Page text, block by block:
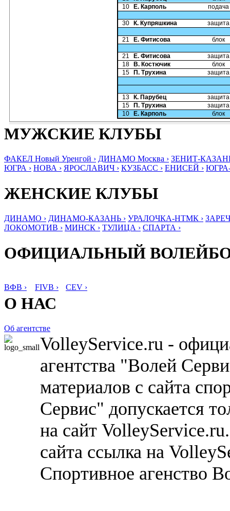
10
Е. Карполь подача
30 К. Купряшкина защита
21 Е. Фитисова блок
21 Е. Фитисова
защита
18
В. Костючик
блок
15
П. Трухина защита
13 К. Парубец
защита
15
П. Трухина
защита
10
Е. Карполь блок
МУЖСКИЕ КЛУБЫ
ФАКЕЛ Новый Уренгой › ДИНАМО Москва › ЗЕНИТ-
ЮГРА › НОВА › ЯРОСЛАВИЧ › КУЗБАСС › ЕНИСЕЙ ›
ЖЕНСКИЕ КЛУБЫ
ДИНАМО › ДИНАМО-КАЗАНЬ › УРАЛОЧКА-НТМК ›
ЛОКОМОТИВ › МИНСК › ТУЛИЦА › СПАРТА ›
ОФИЦИАЛЬНЫЙ
ВФВ › FIVB › CEV ›
О НАС
Об агентстве
VolleyService.ru -
агентства "Волей
материалов с сайта
Сервис" допускается
на сайт
сайта ссылка на
Спортивное агенство